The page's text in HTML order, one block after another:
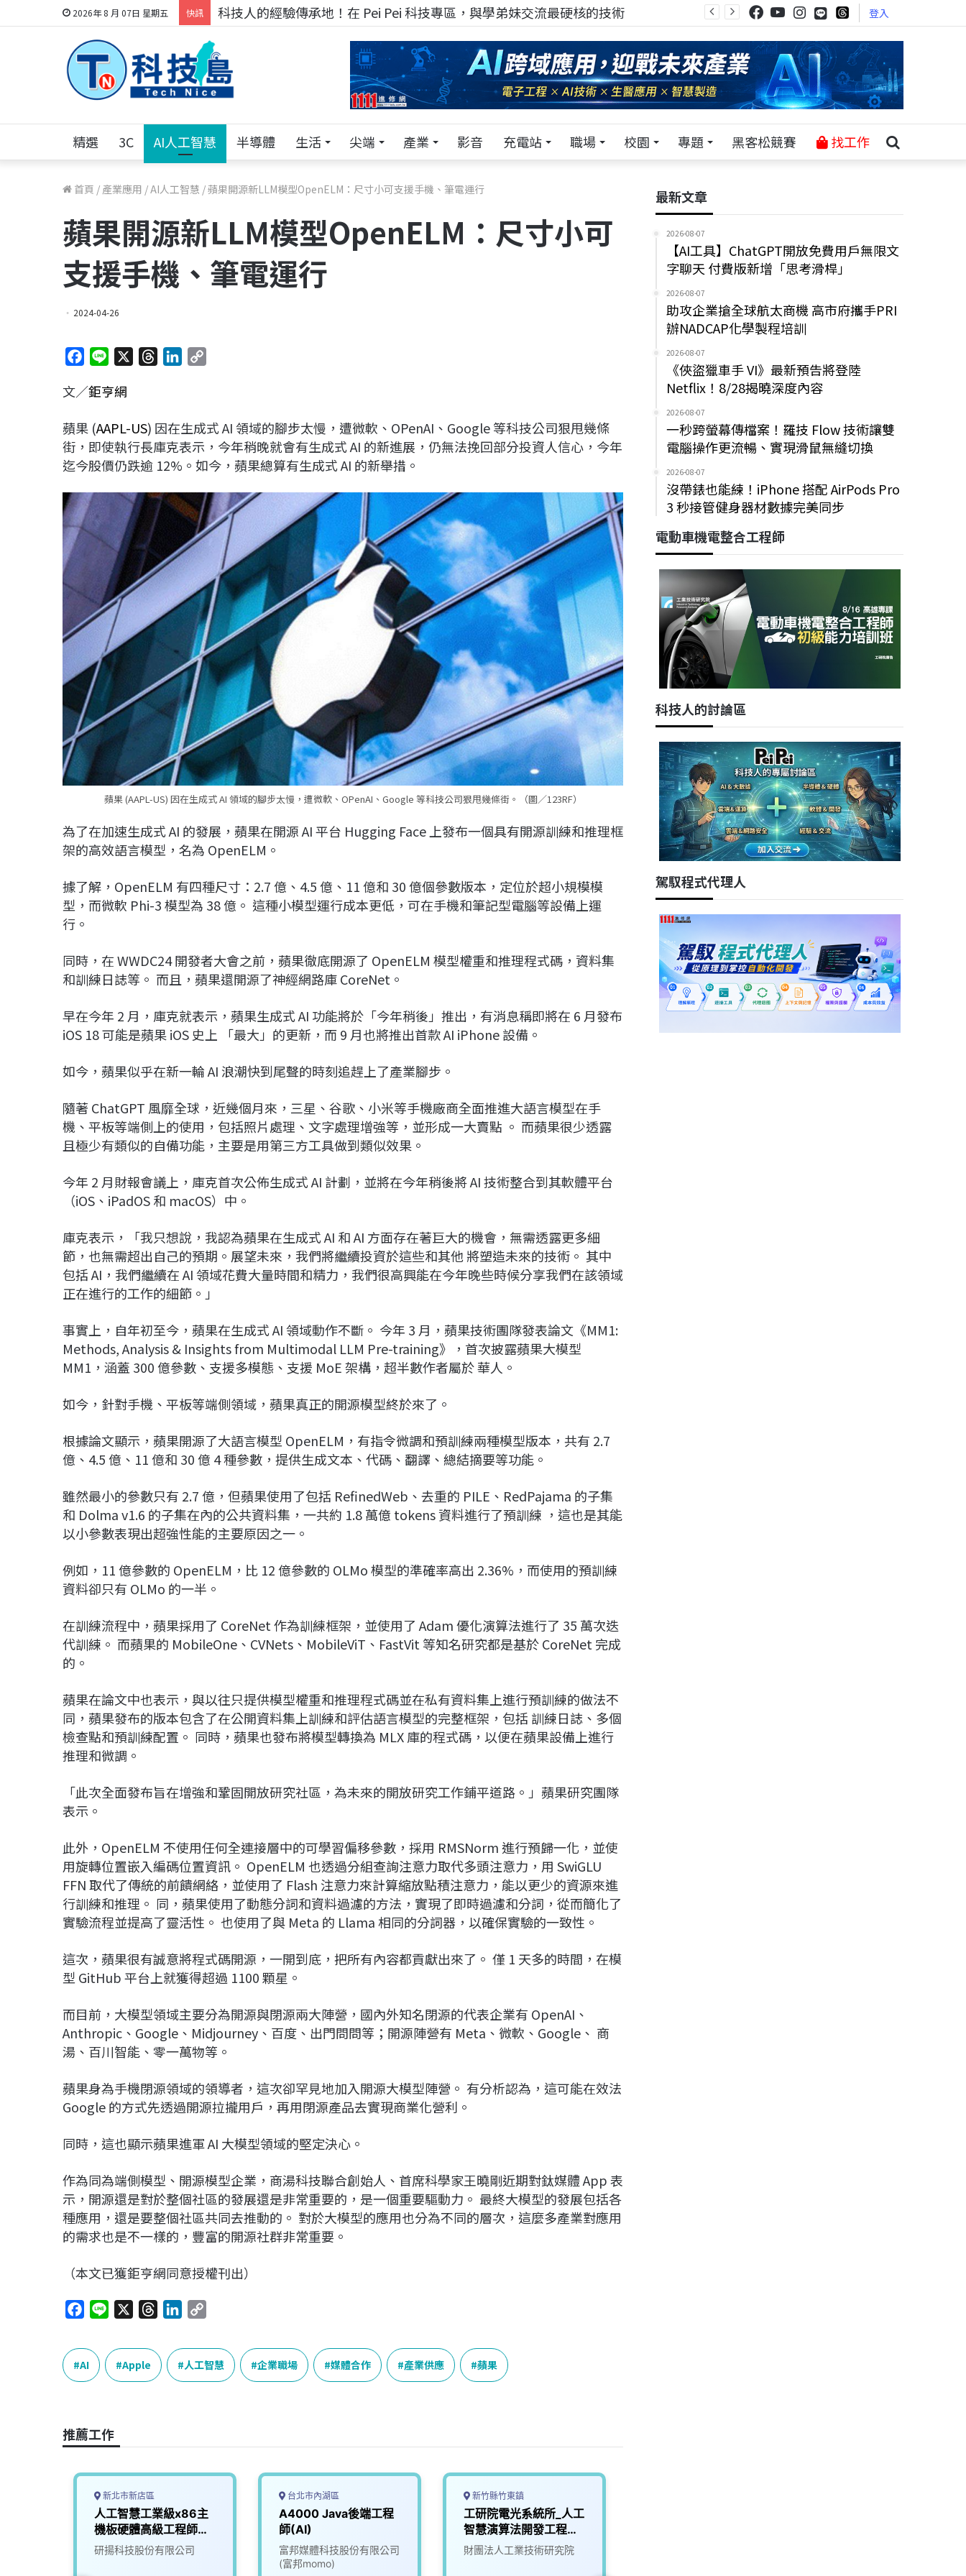
2026年 8 月 07日 星期五 快訊 科技人的經驗傳承地！在 Pei Pei 科技專區，與學弟妹交流最硬核的技術 登入
精選 3C AI人工智慧 半導體 生活 尖端 產業 影音 充電站 職場 校園 專題 黑客松競賽 找工作
首頁 / 產業應用 /AI人工智慧 /蘋果開源新LLM模型OpenELM：尺寸小可支援手機、筆電運行
蘋果開源新LLM模型OpenELM：尺寸小可
支援手機、筆電運行
2024-04-26
c
b
o
o
n
a
d
s
e
d
L
n
文／鉅亨網
蘋果 (AAPL-US) 因在生成式 AI 領域的腳步太慢，遭微軟、OPenAI、Google 等科技公司狠甩幾條
街，即使執行長庫克表示，今年稍晚就會有生成式 AI 的新進展，仍無法挽回部分投資人信心，今年
迄今股價仍跌逾 12%。如今，蘋果總算有生成式 AI 的新舉措。
蘋果 (AAPL-US) 因在生成式 AI 領域的腳步太慢，遭微軟、OPenAI、Google 等科技公司狠甩幾條街。（圖／123RF）
為了在加速生成式 AI 的發展，蘋果在開源 AI 平台 Hugging Face 上發布一個具有開源訓練和推理框
架的高效語言模型，名為 OpenELM。
據了解，OpenELM 有四種尺寸：2.7 億、4.5 億、11 億和 30 億個參數版本，定位於超小規模模
型，而微軟 Phi-3 模型為 38 億。 這種小模型運行成本更低，可在手機和筆記型電腦等設備上運
行。
同時，在 WWDC24 開發者大會之前，蘋果徹底開源了 OpenELM 模型權重和推理程式碼，資料集
和訓練日誌等。 而且，蘋果還開源了神經網路庫 CoreNet。
早在今年 2 月，庫克就表示，蘋果生成式 AI 功能將於「今年稍後」推出，有消息稱即將在 6 月發布
iOS 18 可能是蘋果 iOS 史上 「最大」的更新，而 9 月也將推出首款 AI iPhone 設備。
如今，蘋果似乎在新一輪 AI 浪潮快到尾聲的時刻追趕上了產業腳步。
隨著 ChatGPT 風靡全球，近幾個月來，三星、谷歌、小米等手機廠商全面推進大語言模型在手
機、平板等端側上的使用，包括照片處理、文字處理增強等，並形成一大賣點 。 而蘋果很少透露
且極少有類似的自備功能，主要是用第三方工具做到類似效果。
今年 2 月財報會議上，庫克首次公佈生成式 AI 計劃，並將在今年稍後將 AI 技術整合到其軟體平台
（iOS、iPadOS 和 macOS）中。
庫克表示，「我只想說，我認為蘋果在生成式 AI 和 AI 方面存在著巨大的機會，無需透露更多細
節，也無需超出自己的預期。展望未來，我們將繼續投資於這些和其他 將塑造未來的技術。 其中
包括 AI，我們繼續在 AI 領域花費大量時間和精力，我們很高興能在今年晚些時候分享我們在該領域
正在進行的工作的細節。」
事實上，自年初至今，蘋果在生成式 AI 領域動作不斷。 今年 3 月，蘋果技術團隊發表論文《MM1:
Methods, Analysis & Insights from Multimodal LLM Pre-training》，首次披露蘋果大模型
MM1，涵蓋 300 億參數、支援多模態、支援 MoE 架構，超半數作者屬於 華人。
如今，針對手機、平板等端側領域，蘋果真正的開源模型終於來了。
根據論文顯示，蘋果開源了大語言模型 OpenELM，有指令微調和預訓練兩種模型版本，共有 2.7
億、4.5 億、11 億和 30 億 4 種參數，提供生成文本、代碼、翻譯、總結摘要等功能。
雖然最小的參數只有 2.7 億，但蘋果使用了包括 RefinedWeb、去重的 PILE、RedPajama 的子集
和 Dolma v1.6 的子集在內的公共資料集，一共約 1.8 萬億 tokens 資料進行了預訓練 ，這也是其能
以小參數表現出超強性能的主要原因之一。
例如，11 億參數的 OpenELM，比 12 億參數的 OLMo 模型的準確率高出 2.36%，而使用的預訓練
資料卻只有 OLMo 的一半。
在訓練流程中，蘋果採用了 CoreNet 作為訓練框架，並使用了 Adam 優化演算法進行了 35 萬次迭
代訓練。 而蘋果的 MobileOne、CVNets、MobileViT、FastVit 等知名研究都是基於 CoreNet 完成
的。
蘋果在論文中也表示，與以往只提供模型權重和推理程式碼並在私有資料集上進行預訓練的做法不
同，蘋果發布的版本包含了在公開資料集上訓練和評估語言模型的完整框架，包括 訓練日誌、多個
檢查點和預訓練配置。 同時，蘋果也發布將模型轉換為 MLX 庫的程式碼，以便在蘋果設備上進行
推理和微調。
「此次全面發布旨在增強和鞏固開放研究社區，為未來的開放研究工作鋪平道路。」蘋果研究團隊
表示。
此外，OpenELM 不使用任何全連接層中的可學習偏移參數，採用 RMSNorm 進行預歸一化，並使
用旋轉位置嵌入編碼位置資訊。 OpenELM 也透過分組查詢注意力取代多頭注意力，用 SwiGLU
FFN 取代了傳統的前饋網絡，並使用了 Flash 注意力來計算縮放點積注意力，能以更少的資源來進
行訓練和推理。 同，蘋果使用了動態分詞和資料過濾的方法，實現了即時過濾和分詞，從而簡化了
實驗流程並提高了靈活性。 也使用了與 Meta 的 Llama 相同的分詞器，以確保實驗的一致性。
這次，蘋果很有誠意將程式碼開源，一開到底，把所有內容都貢獻出來了。 僅 1 天多的時間，在模
型 GitHub 平台上就獲得超過 1100 顆星。
而目前，大模型領域主要分為開源與閉源兩大陣營，國內外知名閉源的代表企業有 OpenAI、
Anthropic、Google、Midjourney、百度、出門問問等；開源陣營有 Meta、微軟、Google、 商
湯、百川智能、零一萬物等。
蘋果身為手機閉源領域的領導者，這次卻罕見地加入開源大模型陣營。 有分析認為，這可能在效法
Google 的方式先透過開源拉攏用戶，再用閉源產品去實現商業化營利。
同時，這也顯示蘋果進軍 AI 大模型領域的堅定決心。
作為同為端側模型、開源模型企業，商湯科技聯合創始人、首席科學家王曉剛近期對鈦媒體 App 表
示，開源還是對於整個社區的發展還是非常重要的，是一個重要驅動力。 最終大模型的發展包括各
種應用，還是要整個社區共同去推動的。 對於大模型的應用也分為不同的層次，這麼多產業對應用
的需求也是不一樣的，豐富的開源社群非常重要。
（本文已獲鉅亨網同意授權刊出）
c
e
b
k
n
e
n
k
e
p
y
L
AI Apple 人工智慧 企業職場 媒體合作 產業供應 蘋果
推薦工作
新北市新店區
人工智慧工業級x86主
機板硬體高級工程師
(BXD)
研揚科技股份有限公司
台北市內湖區
A4000 Java後端工程
師(AI)
富邦媒體科技股份有限公司
(富邦momo)
新竹縣竹東鎮
工研院電光系統所_人工
智慧演算法開發工程師
(T200/T300/T400/T
財團法人工業技術研究院
最新文章
2026-08-07
【AI工具】ChatGPT開放免費用戶無限文
字聊天 付費版新增「思考滑桿」
2026-08-07
助攻企業搶全球航太商機 高市府攜手PRI
辦NADCAP化學製程培訓
2026-08-07
《俠盜獵車手 VI》最新預告將登陸
Netflix！8/28揭曉深度內容
2026-08-07
一秒跨螢幕傳檔案！羅技 Flow 技術讓雙
電腦操作更流暢、實現滑鼠無縫切換
2026-08-07
沒帶錶也能練！iPhone 搭配 AirPods Pro
3 秒接管健身器材數據完美同步
電動車機電整合工程師
科技人的討論區
駕馭程式代理人